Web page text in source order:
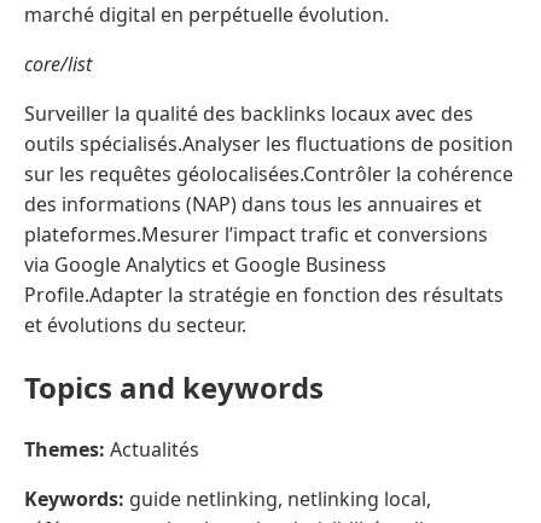
marché digital en perpétuelle évolution.
core/list
Surveiller la qualité des backlinks locaux avec des
outils spécialisés.Analyser les fluctuations de position
sur les requêtes géolocalisées.Contrôler la cohérence
des informations (NAP) dans tous les annuaires et
plateformes.Mesurer l’impact trafic et conversions
via Google Analytics et Google Business
Profile.Adapter la stratégie en fonction des résultats
et évolutions du secteur.
Topics and keywords
Themes: Actualités
Keywords: guide netlinking, netlinking local,